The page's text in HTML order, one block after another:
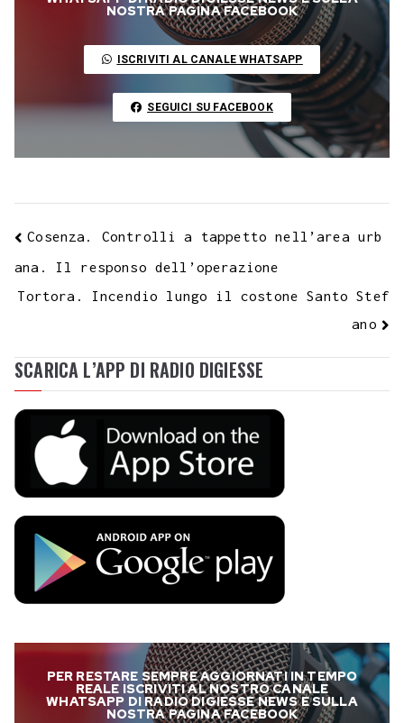
r
A
p
p
r
a
m
g
e
r
e
s
t
d
I
n
t
r
k
NOSTRA PAGINA FACEBOOK
ISCRIVITI AL CANALE WHATSAPP
SEGUICI SU FACEBOOK
Cosenza. Controlli a tappetto nell’area urb
ana. Il responso dell’operazione
Tortora. Incendio lungo il costone Santo Stef
ano
SCARICA L’APP DI RADIO DIGIESSE
PER RESTARE SEMPRE AGGIORNATI IN TEMPO
REALE ISCRIVITI AL NOSTRO CANALE
WHATSAPP DI RADIO DIGIESSE NEWS E SULLA
NOSTRA PAGINA FACEBOOK